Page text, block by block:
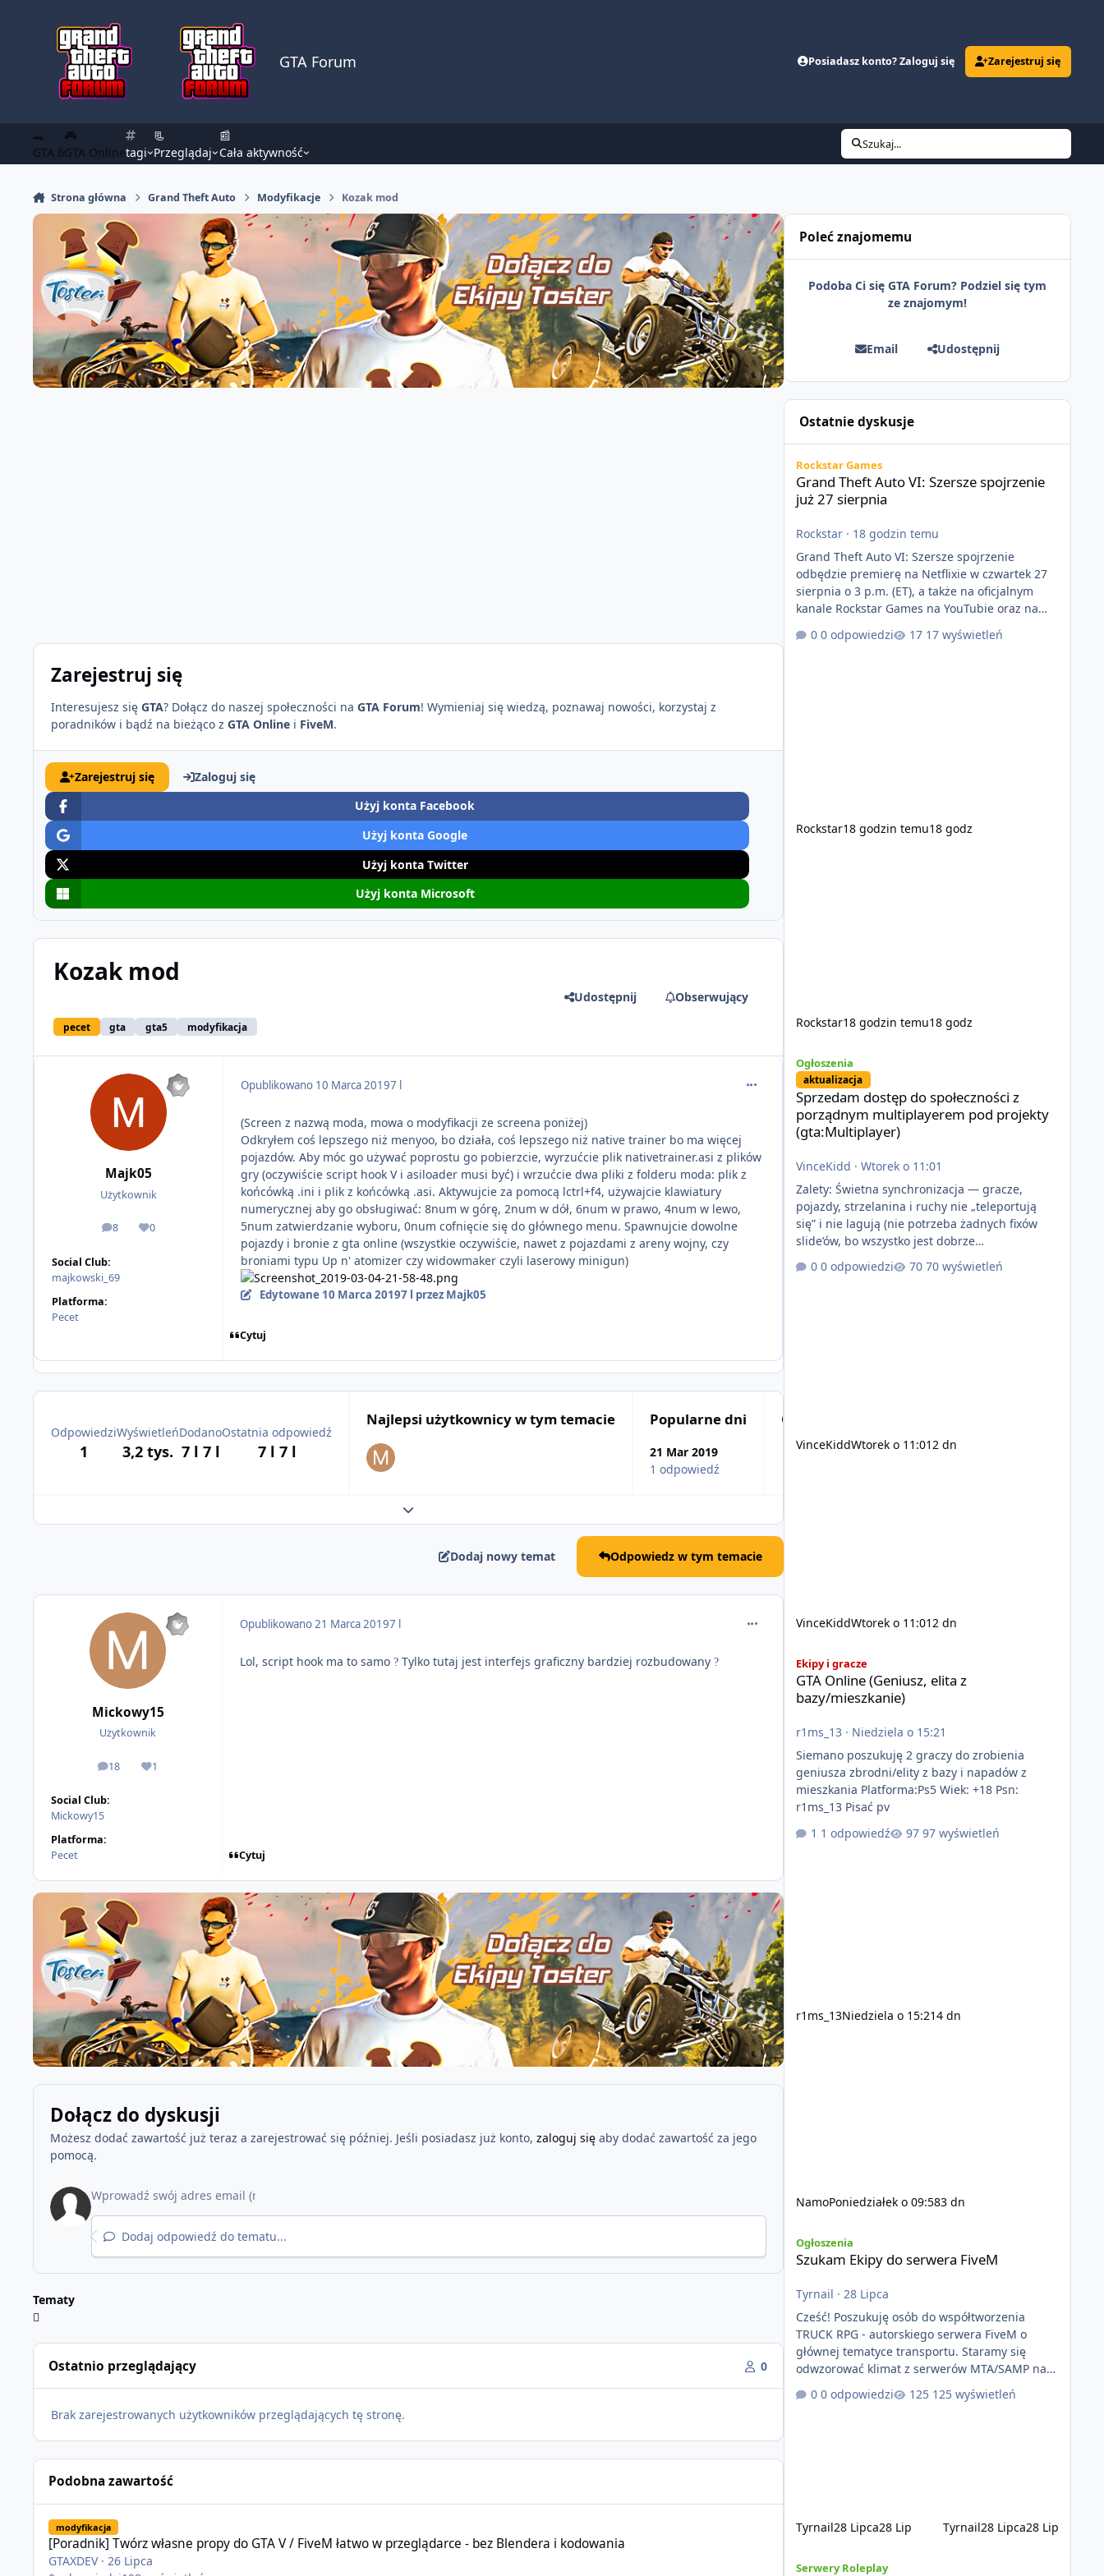
GTA Forum Posiadasz konto? Zaloguj się Zarejestruj się
🐊
GTA 6
🎮
GTA Onlinetagi
📃
Przeglądaj
📰
Cała aktywność
Szukaj...
Strona główna Grand Theft Auto Modyfikacje Kozak mod
Zarejestruj się
Interesujesz się GTA? Dołącz do naszej społeczności na GTA Forum! Wymieniaj się wiedzą, poznawaj nowości, korzystaj z
poradników i bądź na bieżąco z GTA Online i FiveM.
Zarejestruj się
Zaloguj się
Użyj konta Facebook
Użyj konta Google
Użyj konta Twitter
Użyj konta Microsoft
Kozak mod
pecet gta gta5 modyfikacja
Udostępnij Obserwujący
Majk05
Użytkownik
8
odpowiedzi
0
Reputacja
Social Club:
majkowski_69
Platforma:
Pecet
Opublikowano 10 Marca 20197 l comment_50698
(Screen z nazwą moda, mowa o modyfikacji ze screena poniżej)
Odkryłem coś lepszego niż menyoo, bo działa, coś lepszego niż native trainer bo ma więcej
pojazdów. Aby móc go używać poprostu go pobierzcie, wyrzućcie plik nativetrainer.asi z plików
gry (oczywiście script hook V i asiloader musi być) i wrzućcie dwa pliki z folderu moda: plik z
końcówką .ini i plik z końcówką .asi. Aktywujcie za pomocą lctrl+f4, używajcie klawiatury
numerycznej aby go obsługiwać: 8num w górę, 2num w dół, 6num w prawo, 4num w lewo,
5num zatwierdzanie wyboru, 0num cofnięcie się do głównego menu. Spawnujcie dowolne
pojazdy i bronie z gta online (wszystkie oczywiście, nawet z pojazdami z areny wojny, czy
broniami typu Up n' atomizer czy widowmaker czyli laserowy minigun)
Edytowane 10 Marca 20197 l przez Majk05
Cytuj
Odpowiedzi
1
Wyświetleń
3,2 tys.
Dodano
7 l 7 l
Ostatnia odpowiedź
7 l 7 l
Najlepsi użytkownicy w tym temacie Popularne dni
21 Mar 2019
1 odpowiedź
Opublikowane grafiki
Rozwiń podsumowanie tematu
Dodaj nowy temat Odpowiedz w tym temacie
Mickowy15
Użytkownik
18
odpowiedzi
1
Reputacja
Social Club:
Mickowy15
Platforma:
Pecet
Opublikowano21 Marca 20197 l comment_51004
Lol, script hook ma to samo ? Tylko tutaj jest interfejs graficzny bardziej rozbudowany ?
Cytuj
Dołącz do dyskusji
Możesz dodać zawartość już teraz a zarejestrować się później. Jeśli posiadasz już konto, zaloguj sięaby dodać zawartość za jego
pomocą.
Dodaj odpowiedź do tematu...
Tematy
Ostatnio przeglądający 0
Brak zarejestrowanych użytkowników przeglądających tę stronę.
Podobna zawartość
modyfikacja
[Poradnik] Twórz własne propy do GTA V / FiveM łatwo w przeglądarce - bez Blendera i kodowania
GTAXDEV·26 Lipca
Poleć znajomemu
Podoba Ci się GTA Forum? Podziel się tym
ze znajomym!
Email Udostępnij
Ostatnie dyskusje
Rockstar Games
Grand Theft Auto VI: Szersze spojrzenie
już 27 sierpnia
Rockstar· 18 godzin temu
Grand Theft Auto VI: Szersze spojrzenie
odbędzie premierę na Netflixie w czwartek 27
sierpnia o 3 p.m. (ET), a także na oficjalnym
kanale Rockstar Games na YouTubie oraz na
stronie Grand Theft Auto VI o 9 p.m. (ET) 27
sierpnia. https://netflix.com/GTAVI Grand Theft
0 odpowiedzi 17 wyświetleń
Rockstar18 godzin temu18 godz
Rockstar18 godzin temu18 godz
Ogłoszenia
aktualizacja
Sprzedam dostęp do społeczności z
porządnym multiplayerem pod projekty
(gta:Multiplayer)
VinceKidd · Wtorek o 11:01
Zalety: Świetna synchronizacja — gracze,
pojazdy, strzelanina i ruchy nie „teleportują
się” i nie lagują (nie potrzeba żadnych fixów
slide’ów, bo wszystko jest dobrze
zsynchronizowane i działa stabilnie) Ładne
wejście do gry + solidny antycheat na poziomie
0 odpowiedzi 70 wyświetleń
VinceKiddWtorek o 11:012 dn
VinceKiddWtorek o 11:012 dn
Ekipy i gracze
GTA Online (Geniusz, elita z
bazy/mieszkanie)
r1ms_13 · Niedziela o 15:21
Siemano poszukuję 2 graczy do zrobienia
geniusza zbrodni/elity z bazy i napadów z
mieszkania Platforma:Ps5 Wiek: +18 Psn:
r1ms_13 Pisać pv
1 odpowiedź
97 wyświetleń
r1ms_13Niedziela o 15:214 dn
NamoPoniedziałek o 09:583 dn
Ogłoszenia
Szukam Ekipy do serwera FiveM
Tyrnail · 28 Lipca
Cześć! Poszukuję osób do współtworzenia
TRUCK RPG - autorskiego serwera FiveM o
głównej tematyce transportu. Staramy się
odwzorować klimat z serwerów MTA/SAMP na
platformie FIveM. Oczywiście nie zabraknie
kontentu dla graczy którzy chcą robić coś
0 odpowiedzi 125 wyświetleń
Tyrnail28 Lipca28 Lip Tyrnail28 Lipca28 Lip
Serwery Roleplay